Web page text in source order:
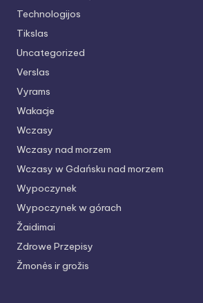
Technologijos
Tikslas
Uncategorized
Verslas
Vyrams
Wakacje
Wczasy
Wczasy nad morzem
Wczasy w Gdańsku nad morzem
Wypoczynek
Wypoczynek w górach
Žaidimai
Zdrowe Przepisy
Žmonės ir grožis